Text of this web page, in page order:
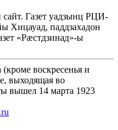
Газет уадзынц РЦИ-
паддзахадон
«Рæстдзинад»-ы
воскресенья и
выходящая во
вышел 14 марта 1923